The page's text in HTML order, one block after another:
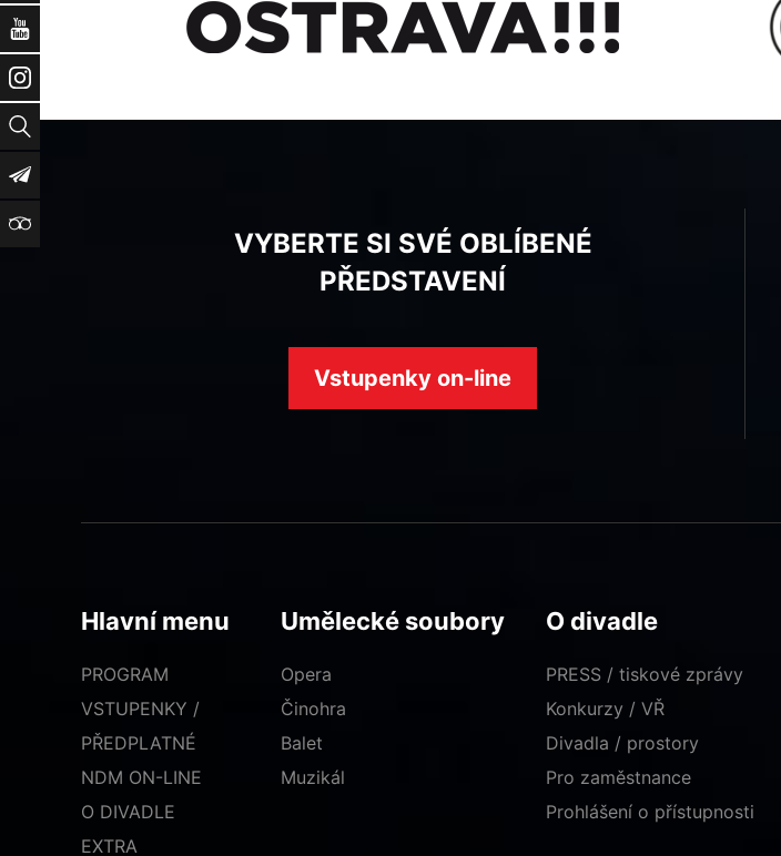
YouTube
Instagram
Vyhledat
Newsletter
TripAdvisor
VYBERTE SI SVÉ OBLÍBENÉ
PŘEDSTAVENÍ
Vstupenky on-line
Hlavní menu
PROGRAM
VSTUPENKY /
PŘEDPLATNÉ
NDM ON-LINE
O DIVADLE
EXTRA
Umělecké soubory
Opera
Činohra
Balet
Muzikál
O divadle
PRESS / tiskové zprávy
Konkurzy / VŘ
Divadla / prostory
Pro zaměstnance
Prohlášení o přístupnosti